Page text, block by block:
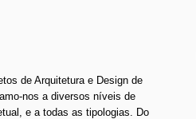
de Arquitetura e Design de
nos a diversos níveis de
e a todas as tipologias. Do